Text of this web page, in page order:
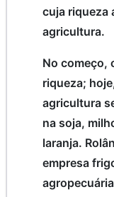
cuja riqueza
agricultura.
No começo,
riqueza;
agricultura
na soja,
laranja.
empresa